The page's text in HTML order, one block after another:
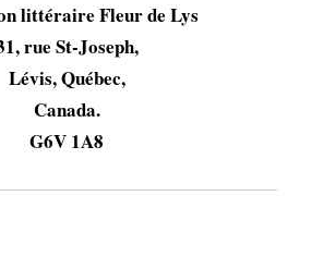
littéraire Fleur de Lys
rue St-Joseph,
Lévis, Québec,
Canada.
G6V 1A8